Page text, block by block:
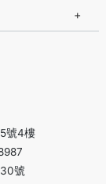
號4樓
號